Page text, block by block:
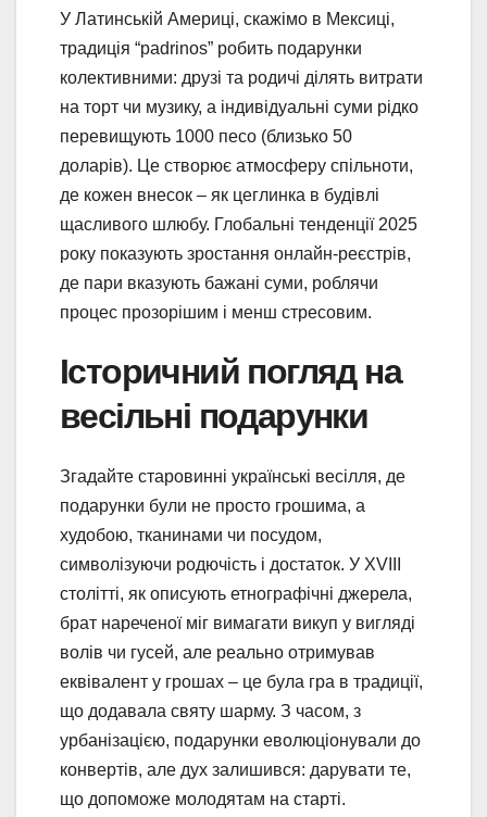
У Латинській Америці, скажімо в Мексиці,
традиція “padrinos” робить подарунки
колективними: друзі та родичі ділять витрати
на торт чи музику, а індивідуальні суми рідко
перевищують 1000 песо (близько 50
доларів). Це створює атмосферу спільноти,
де кожен внесок – як цеглинка в будівлі
щасливого шлюбу. Глобальні тенденції 2025
року показують зростання онлайн-реєстрів,
де пари вказують бажані суми, роблячи
процес прозорішим і менш стресовим.
Історичний погляд на
весільні подарунки
Згадайте старовинні українські весілля, де
подарунки були не просто грошима, а
худобою, тканинами чи посудом,
символізуючи родючість і достаток. У XVIII
столітті, як описують етнографічні джерела,
брат нареченої міг вимагати викуп у вигляді
волів чи гусей, але реально отримував
еквівалент у грошах – це була гра в традиції,
що додавала святу шарму. З часом, з
урбанізацією, подарунки еволюціонували до
конвертів, але дух залишився: дарувати те,
що допоможе молодятам на старті.